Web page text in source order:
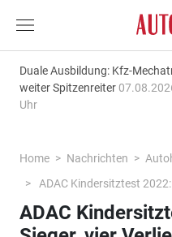
Duale Ausbildung: Kfz-
weiter Spitzenreiter
Uhr
Home Nachrichten
ADAC Kindersitztest
ADAC